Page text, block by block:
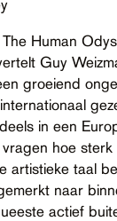
Human
Guy
groeiend
in een
hoe
artistieke taal
naar
actief